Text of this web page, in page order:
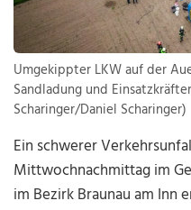
Umgekippter LKW auf der
Sandladung und
Scharinger/Daniel Scharinger)
Ein schwerer
Mittwochnachmittag im
im Bezirk Braunau am Inn